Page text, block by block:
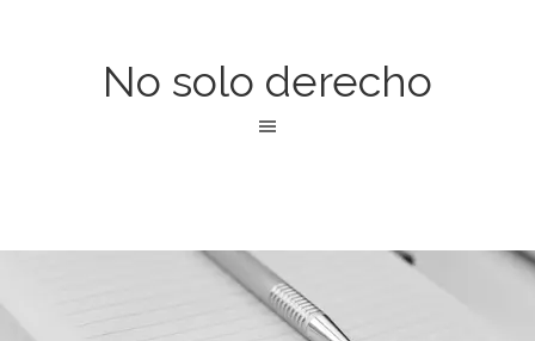
No solo derecho